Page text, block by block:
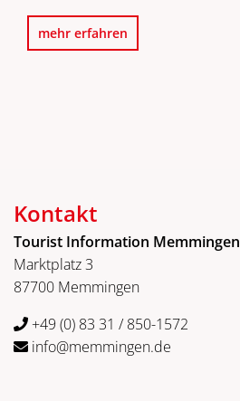
mehr erfahren
Kontakt
Tourist Information Memmingen
Marktplatz 3
87700 Memmingen
+49 (0) 83 31 / 850-1572
info@memmingen.de